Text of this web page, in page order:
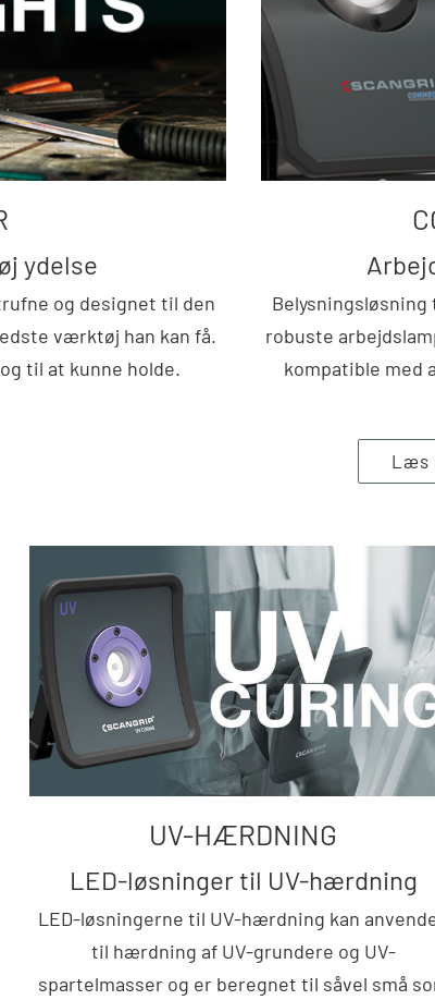
ydelse
og designet til den
værktøj han kan få.
til at kunne holde.
Belysningsløsning
robuste
kompatible med
Læs
UV-HÆRDNING
LED-løsninger til UV-hærdning
LED-løsningerne til UV-hærdning kan
til hærdning af UV-grundere og UV-
spartelmasser og er beregnet til såvel små